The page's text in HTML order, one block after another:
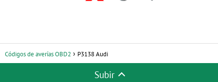
Códigos de averías OBD2 P3138 Audi
Subir